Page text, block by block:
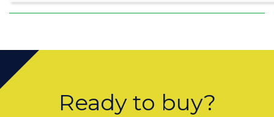
Ready to buy?